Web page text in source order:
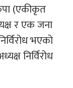
(एकीकृत
र एक जना
भएको
निर्विरोध